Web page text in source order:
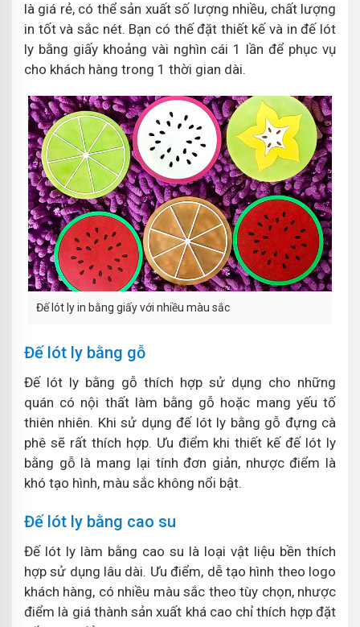
là giá rẻ, có thể sản xuất số lượng nhiều, chất lượng
in tốt và sắc nét. Bạn có thế đặt thiết kế và in đế lót
ly bằng giấy khoảng vài nghìn cái 1 lần để phục vụ
cho khách hàng trong 1 thời gian dài.
Đế lót ly in bằng giấy với nhiều màu sắc
Đế lót ly bằng gỗ
Đế lót ly bằng gỗ thích hợp sử dụng cho những
quán có nội thất làm bằng gỗ hoặc mang yếu tố
thiên nhiên. Khi sử dụng đế lót ly bằng gỗ đựng cà
phê sẽ rất thích hợp. Ưu điểm khi thiết kế đế lót ly
bằng gỗ là mang lại tính đơn giản, nhược điểm là
khó tạo hình, màu sắc không nổi bật.
Đế lót ly bằng cao su
Đế lót ly làm bằng cao su là loại vật liệu bền thích
hợp sử dụng lâu dài. Ưu điểm, dễ tạo hình theo logo
khách hàng, có nhiều màu sắc theo tùy chọn, nhược
điểm là giá thành sản xuất khá cao chỉ thích hợp đặt